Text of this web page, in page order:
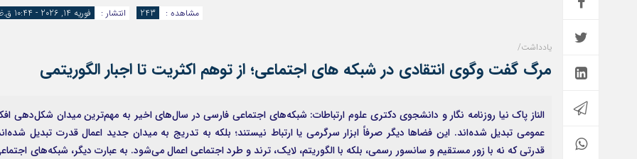
انتشار :
فوریه 14, 2026 - 10:44 ق.ظ مشاهده : 243
یادداشت/
مرگ گفت وگوی انتقادی در شبکه های اجتماعی؛ از توهم اکثریت تا اجبار الگوریتمی
الناز پاک نیا روزنامه نگار و دانشجوی دکتری علوم ارتباطات: شبکه‌های اجتماعی فارسی در سال‌های اخیر به مهم‌ترین میدان شکل‌دهی
عمومی تبدیل شده‌اند. این فضاها دیگر صرفاً ابزار سرگرمی یا ارتباط نیستند؛ بلکه به تدریج به میدان جدید اعمال قدرت تبدیل
قدرتی که نه با زور مستقیم و سانسور رسمی، بلکه با الگوریتم، لایک، ترند و طرد اجتماعی اعمال می‌شود. به عبارت دیگر، شبکه‌های